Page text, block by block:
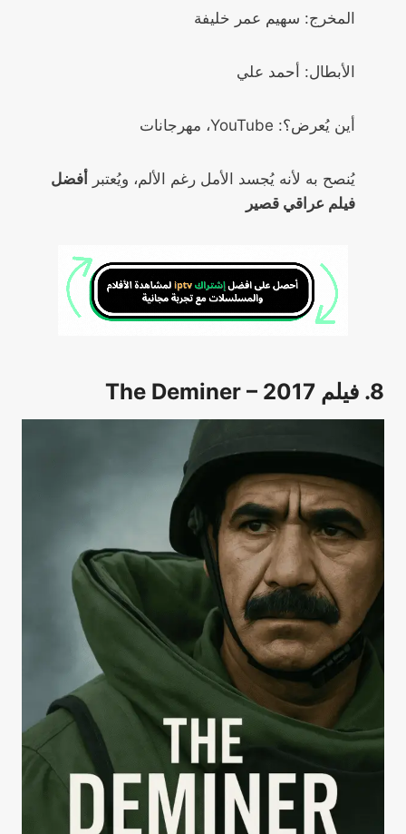
المخرج: سهيم عمر خليفة
الأبطال: أحمد علي
أين يُعرض؟: YouTube، مهرجانات
يُنصح به لأنه يُجسد الأمل رغم الألم، ويُعتبر
أفضل
فيلم عراقي قصير
8. فيلم The Deminer – 2017